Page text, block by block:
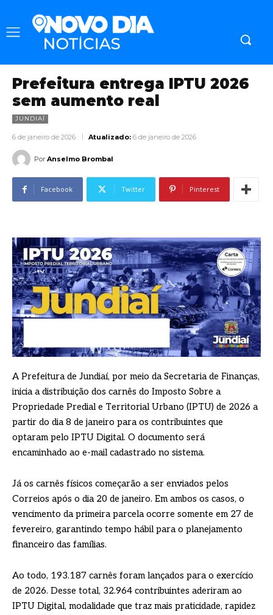
Prefeitura entrega IPTU 2026
sem aumento real
JUNDIAÍ
6 de janeiro de 2026 Atualizado: 6 de janeiro de 2026
Por Anselmo Brombal
Facebook Twitter Pinterest
A Prefeitura de Jundiaí, por meio da Secretaria de Finanças,
inicia a distribuição dos carnês do Imposto Sobre a
Propriedade Predial e Territorial Urbano (IPTU) de 2026 a
partir do dia 8 de janeiro para os contribuintes que
optaram pelo IPTU Digital. O documento será
encaminhado ao e-mail cadastrado no sistema.
Já os carnês físicos começarão a ser enviados pelos
Correios após o dia 20 de janeiro. Em ambos os casos, o
vencimento da primeira parcela ocorre somente em 27 de
fevereiro, garantindo tempo hábil para o planejamento
financeiro das famílias.
Ao todo, 193.187 carnês foram lançados para o exercício
de 2026. Desse total, 32.964 contribuintes aderiram ao
IPTU Digital, modalidade que traz mais praticidade, rapidez